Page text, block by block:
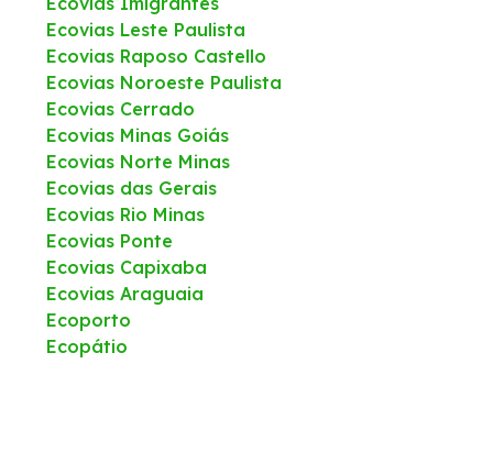
Ecovias Leste Paulista
Ecovias Raposo Castello
Ecovias Noroeste Paulista
Ecovias Cerrado
Ecovias Minas Goiás
Ecovias Norte Minas
Ecovias das Gerais
Ecovias Rio Minas
Ecovias Ponte
Ecovias Capixaba
Ecovias Araguaia
Ecoporto
Ecopátio